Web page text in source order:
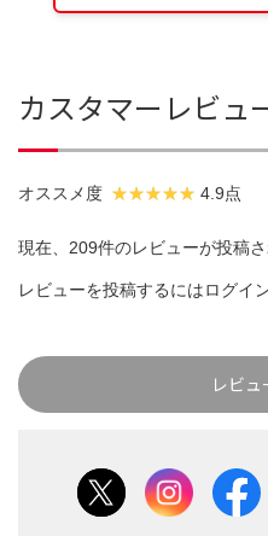
カスタマーレビュ
オススメ度 4.9点
現在、209件のレビューが投稿さ
レビューを投稿するにはログイ
レビュ